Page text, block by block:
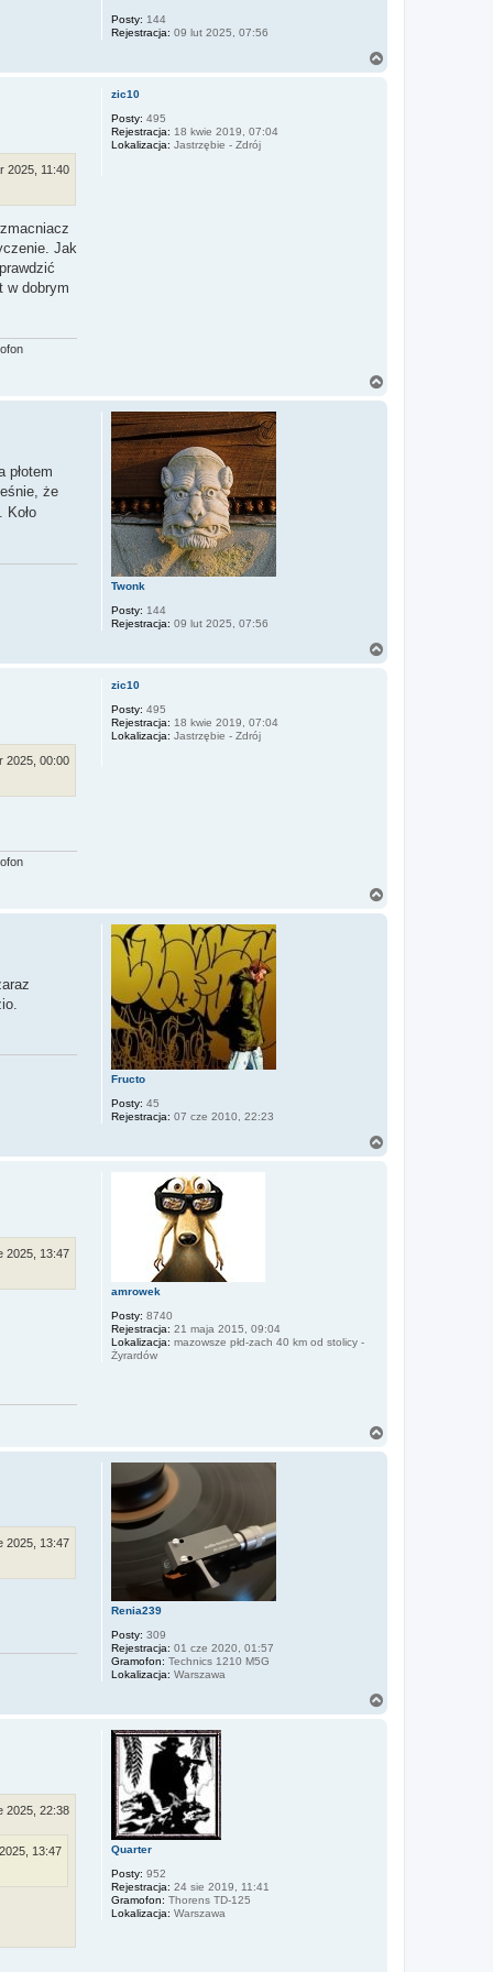
Posty: 144
Rejestracja: 09 lut 2025, 07:56
zic10
Posty: 495
Rejestracja: 18 kwie 2019, 07:04
Lokalizacja: Jastrzębie - Zdrój
2025, 11:40
Jak
w dobrym
Twonk
Posty: 144
Rejestracja: 09 lut 2025, 07:56
płotem
że
Koło
zic10
Posty: 495
Rejestracja: 18 kwie 2019, 07:04
Lokalizacja: Jastrzębie - Zdrój
2025, 00:00
Fructo
Posty: 45
Rejestracja: 07 cze 2010, 22:23
amrowek
Posty: 8740
Rejestracja: 21 maja 2015, 09:04
Lokalizacja: mazowsze płd-zach 40 km od stolicy -
Żyrardów
2025, 13:47
Renia239
Posty: 309
Rejestracja: 01 cze 2020, 01:57
Gramofon: Technics 1210 M5G
Lokalizacja: Warszawa
2025, 13:47
Quarter
Posty: 952
Rejestracja: 24 sie 2019, 11:41
Gramofon: Thorens TD-125
Lokalizacja: Warszawa
2025, 22:38
13:47